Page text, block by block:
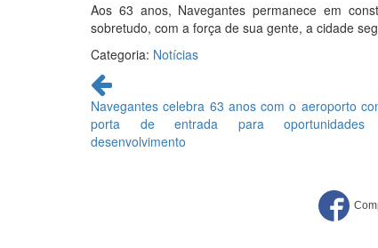
Aos 63 anos, Navegantes permanece em
sobretudo, com a força de sua gente, a cidade
Categoria: Notícias
Continue
lendo
Navegantes celebra 63 anos com o aeroporto
porta de entrada para
desenvolvimento